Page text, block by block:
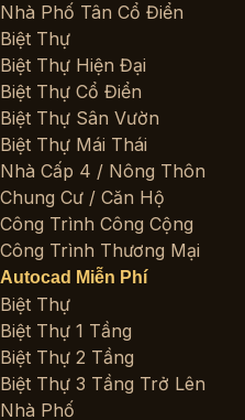
Nhà Phố Tân Cổ Điển
Biệt Thự
Biệt Thự Hiện Đại
Biệt Thự Cổ Điển
Biệt Thự Sân Vườn
Biệt Thự Mái Thái
Nhà Cấp 4 / Nông Thôn
Chung Cư / Căn Hộ
Công Trình Công Cộng
Công Trình Thương Mại
Autocad Miễn Phí
Biệt Thự
Biệt Thự 1 Tầng
Biệt Thự 2 Tầng
Biệt Thự 3 Tầng Trở Lên
Nhà Phố